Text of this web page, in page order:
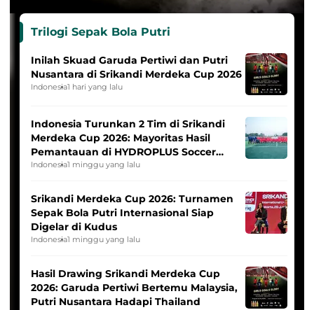
Trilogi Sepak Bola Putri
Inilah Skuad Garuda Pertiwi dan Putri
Nusantara di Srikandi Merdeka Cup 2026
Indonesia1 hari yang lalu
Indonesia Turunkan 2 Tim di Srikandi
Merdeka Cup 2026: Mayoritas Hasil
Pemantauan di HYDROPLUS Soccer
League
Indonesia1 minggu yang lalu
Srikandi Merdeka Cup 2026: Turnamen
Sepak Bola Putri Internasional Siap
Digelar di Kudus
Indonesia1 minggu yang lalu
Hasil Drawing Srikandi Merdeka Cup
2026: Garuda Pertiwi Bertemu Malaysia,
Putri Nusantara Hadapi Thailand